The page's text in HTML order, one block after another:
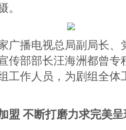
。
播电视总局副局长、
传部部长汪海洲都曾专
工作人员，为剧组全体
不断打磨力求完美呈